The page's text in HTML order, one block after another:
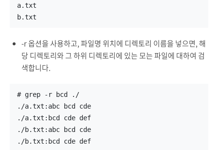
a.txt
b.txt
-r 옵션을 사용하고, 파일명 위치에 디렉토리 이름을 넣으면, 해
당 디렉토리와 그 하위 디렉토리에 있는 모는 파일에 대하여 검
색합니다.
# grep -r bcd ./
./a.txt:abc bcd cde
./a.txt:bcd cde def
./b.txt:abc bcd cde
./b.txt:bcd cde def